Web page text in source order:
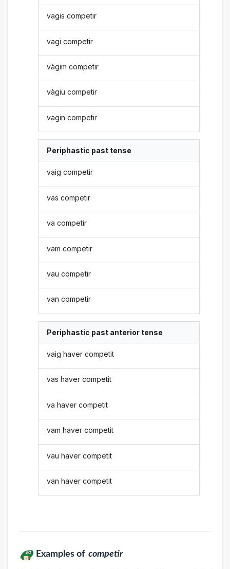
vagis competir
vagi competir
vàgim competir
vàgiu competir
vagin competir
Periphastic past tense
vaig competir
vas competir
va competir
vam competir
vau competir
van competir
Periphastic past anterior tense
vaig haver competit
vas haver competit
va haver competit
vam haver competit
vau haver competit
van haver competit
Examples of competir